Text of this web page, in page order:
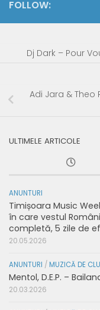
FOLLOW:
Dj Dark – Pour
Adi Jara & Theo
ULTIMELE ARTICOLE
ANUNTURI
Timișoara Music
în care vestul
completă, 5 zile de
20.05.2026
ANUNTURI / MUZICĂ DE
Mentol, D.E.P. –
20.03.2026